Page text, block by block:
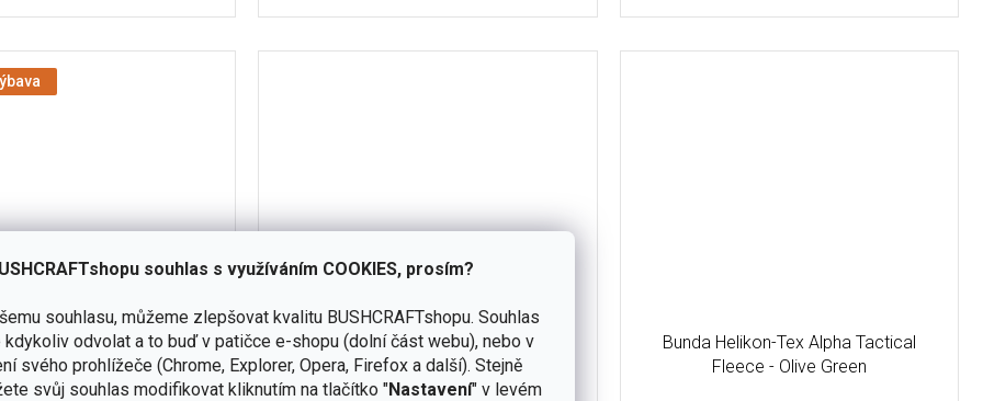
souhlas s využíváním COOKIES, prosím?
souhlasu, můžeme zlepšovat kvalitu BUSHCRAFTshopu. Souhlas
kdykoliv odvolat a to buď v patičce e-shopu (dolní část webu), nebo v
svého prohlížeče (Chrome, Explorer, Opera, Firefox a další). Stejně
svůj souhlas modifikovat kliknutím na tlačítko "Nastavení" v levém
Patriot Jacket Mk 2 -
Fleece - Coyote
Bunda Helikon-Tex Alpha Tactical
Fleece - Coyote
Bunda Helikon-Tex Alpha Tactical
Fleece - Olive Green